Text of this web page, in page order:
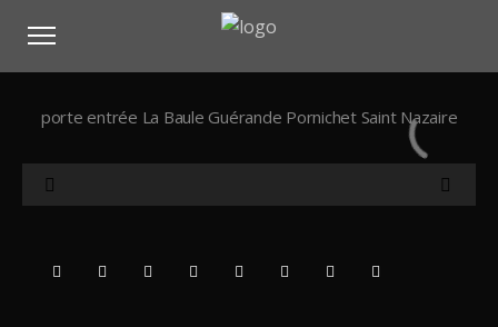
porte entrée La Baule Guérande Pornichet Saint Nazaire